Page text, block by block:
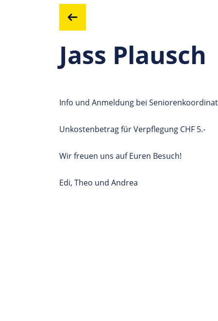
Jass Plausch
Info und Anmeldung bei
Unkostenbetrag für Verpflegung CHF 5.-
Wir freuen uns auf Euren Besuch!
Edi, Theo und Andrea